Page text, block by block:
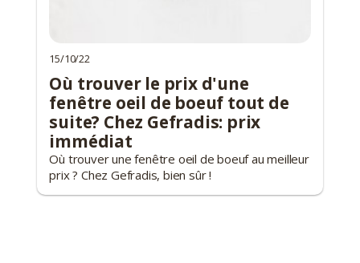
15/10/22
Où trouver le prix d'une
fenêtre oeil de boeuf tout de
suite? Chez Gefradis: prix
immédiat
Où trouver une fenêtre oeil de boeuf au meilleur
prix ? Chez Gefradis, bien sûr !